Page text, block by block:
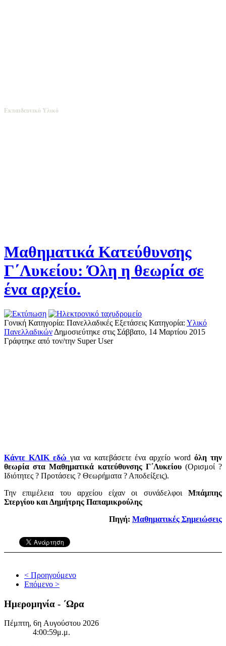
Εκπαιδευτικό Υλικό
Μαθηματικά Κατεύθυνσης
Γ΄Λυκείου: Όλη η θεωρία σε
ένα αρχείο.
Γονική Κατηγορία: Πανελλαδικές Εξετάσεις Κατηγορία: Υλικό
Πανελλαδικών Δημοσιεύτηκε στις Σάββατο, 14 Μαρτίου 2015
Γράφτηκε από τον/την Super User
Κάντε ΚΛΙΚ εδώ για να κατεβάσετε ένα αρχείο wordόλη την
θεωρία στα Μαθηματικά κατεύθυνσης Γ΄Λυκείου(Ορισμοί ?
Ιδιότητες ? Προτάσεις ? Θεωρήματα ? Αποδείξεις).
Την επιμέλεια του αρχείου είχαν οι συνάδελφοι Μπάμπης
Στεργίου και Δημήτρης Παπαμικρούλης
Πηγή: Μαθηματικές Σημειώσεις
< Προηγούμενο
Επόμενο >
Ημερομηνία - ΄Ωρα
Πέμπτη, 6η Αυγούστου 2026
4:00:59μ.μ.